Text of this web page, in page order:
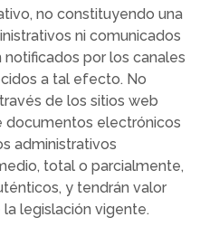
no constituyendo una
ni comunicados
por los canales
a tal efecto. No
de los sitios web
documentos electrónicos
administrativos
total o parcialmente,
y tendrán valor
legislación vigente.